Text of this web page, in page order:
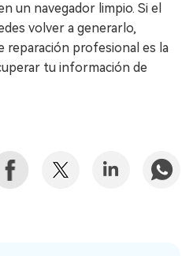
un navegador limpio. Si el
volver a generarlo,
reparación profesional es la
tu información de